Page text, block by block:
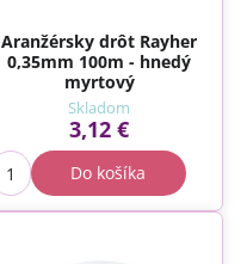
Aranžérsky drôt Rayher
0,35mm 100m - hnedý
myrtový
Skladom
3,12 €
Do košíka